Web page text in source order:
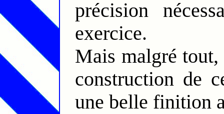
précision
exercice.
Mais malgré tout,
construction de
une belle finition